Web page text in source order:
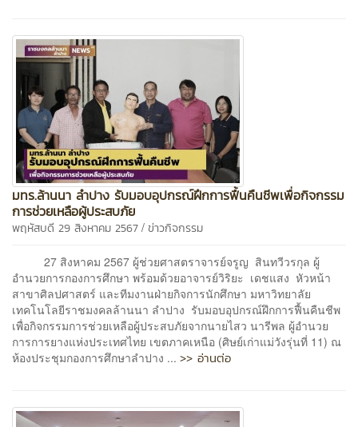
มทร.ล้านนา ลำปาง รับมอบอุปกรณ์ฝึกการฟื้นคืนชีพเพื่อกิจกรรม
การช่วยเหลือผู้ประสบภัย
พฤหัสบดี 29 สิงหาคม 2567 / ข่าวกิจกรรม
27 สิงหาคม 2567 ผู้ช่วยศาสตราจารย์จรูญ สินทวีวรกุล ผู้
อำนวยการกองการศึกษา พร้อมด้วยอาจารย์วิริยะ เดชแสง หัวหน้า
สาขาศิลปศาสตร์ และทีมงานฝ่ายกิจการนักศึกษา มหาวิทยาลัย
เทคโนโลยีราชมงคลล้านนา ลำปาง รับมอบอุปกรณ์ฝึกการฟื้นคืนชีพ
เพื่อกิจกรรมการช่วยเหลือผู้ประสบภัยจากนายไสว นารีพล ผู้อำนวย
การการยางแห่งประเทศไทย เขตภาคเหนือ (ศิษย์เก่าแม่วังรุ่นที่ 11) ณ
ห้องประชุมกองการศึกษาลำปาง ... >> อ่านต่อ